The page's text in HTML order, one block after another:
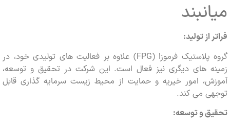
از تولید:
گروه پلاستیک فرموزا (FPG) علاوه بر فعالیت های تولیدی خود، در
های دیگری نیز فعال است. این شرکت در تحقیق و توسعه،
امور خیریه و حمایت از محیط زیست سرمایه گذاری قابل
می کند.
و توسعه: